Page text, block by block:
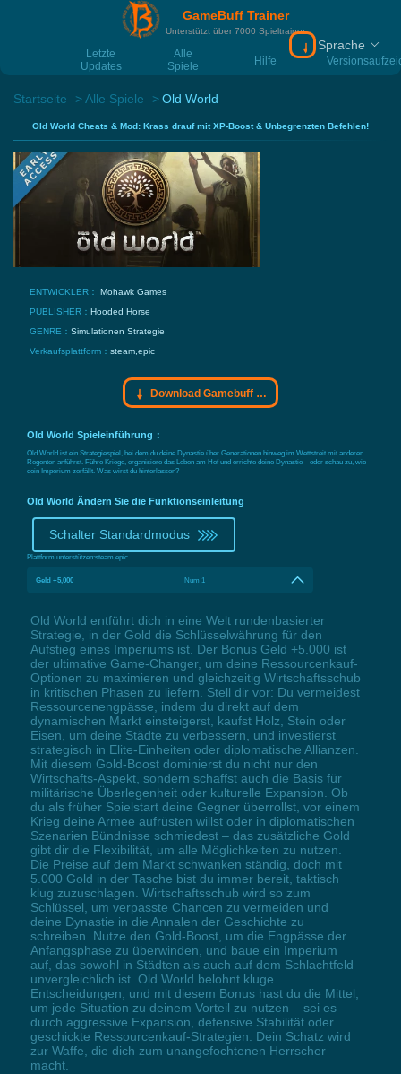
GameBuff Trainer
Unterstützt über 7000 Spieltrainer
Letzte
Updates
Alle
Spiele
Hilfe
Download
Sprache
Startseite Alle Spiele Old World
Old World Cheats & Mod: Krass drauf mit XP-Boost & Unbegrenzten Befehlen!
ENTWICKLER： Mohawk Games
PUBLISHER： Hooded Horse
GENRE： Simulationen Strategie
Verkaufsplattform： steam,epic
Download Gamebuff Trainer
Old World Spieleinführung：
Old World ist ein Strategiespiel, bei dem du deine Dynastie über Generationen hinweg im Wettstreit mit anderen
Regenten anführst. Führe Kriege, organisiere das Leben am Hof und errichte deine Dynastie – oder schau zu, wie
dein Imperium zerfällt. Was wirst du hinterlassen?
Old World Ändern Sie die Funktionseinleitung
Schalter Standardmodus
Plattform unterstützen:steam,epic
Geld +5,000 Num 1
Old World entführt dich in eine Welt rundenbasierter
Strategie, in der Gold die Schlüsselwährung für den
Aufstieg eines Imperiums ist. Der Bonus Geld +5.000 ist
der ultimative Game-Changer, um deine Ressourcenkauf-
Optionen zu maximieren und gleichzeitig Wirtschaftsschub
in kritischen Phasen zu liefern. Stell dir vor: Du vermeidest
Ressourcenengpässe, indem du direkt auf dem
dynamischen Markt einsteigerst, kaufst Holz, Stein oder
Eisen, um deine Städte zu verbessern, und investierst
strategisch in Elite-Einheiten oder diplomatische Allianzen.
Mit diesem Gold-Boost dominierst du nicht nur den
Wirtschafts-Aspekt, sondern schaffst auch die Basis für
militärische Überlegenheit oder kulturelle Expansion. Ob
du als früher Spielstart deine Gegner überrollst, vor einem
Krieg deine Armee aufrüsten willst oder in diplomatischen
Szenarien Bündnisse schmiedest – das zusätzliche Gold
gibt dir die Flexibilität, um alle Möglichkeiten zu nutzen.
Die Preise auf dem Markt schwanken ständig, doch mit
5.000 Gold in der Tasche bist du immer bereit, taktisch
klug zuzuschlagen. Wirtschaftsschub wird so zum
Schlüssel, um verpasste Chancen zu vermeiden und
deine Dynastie in die Annalen der Geschichte zu
schreiben. Nutze den Gold-Boost, um die Engpässe der
Anfangsphase zu überwinden, und baue ein Imperium
auf, das sowohl in Städten als auch auf dem Schlachtfeld
unvergleichlich ist. Old World belohnt kluge
Entscheidungen, und mit diesem Bonus hast du die Mittel,
um jede Situation zu deinem Vorteil zu nutzen – sei es
durch aggressive Expansion, defensive Stabilität oder
geschickte Ressourcenkauf-Strategien. Dein Schatz wird
zur Waffe, die dich zum unangefochtenen Herrscher
macht.